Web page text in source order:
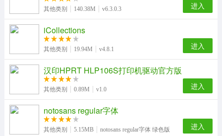
其他类别 140.38M v6.3.0.3 进入
iCollections
其他类别 19.94M v4.8.1 进入
汉印HPRT HLP106S打印机驱动官方版
其他类别 0.89M v1.0 进入
notosans regular字体
其他类别 5.15MB notosans regular字体 绿色版 进入